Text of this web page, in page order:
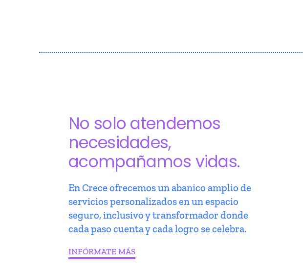
No solo atendemos
necesidades,
acompañamos vidas.
En Crece ofrecemos un abanico amplio de
servicios personalizados en un espacio
seguro, inclusivo y transformador donde
cada paso cuenta y cada logro se celebra.
INFÓRMATE MÁS